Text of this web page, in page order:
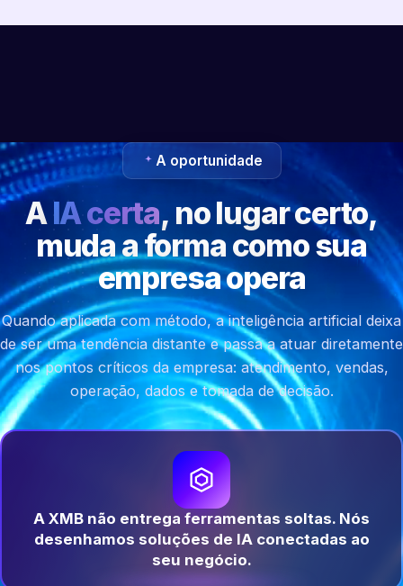
A oportunidade
AIA certa, no lugar certo,
muda a forma como sua
empresa opera
Quando aplicada com método, a inteligência artificial deixa
de ser uma tendência distante e passa a atuar diretamente
nos pontos críticos da empresa: atendimento, vendas,
operação, dados e tomada de decisão.
A XMB não entrega ferramentas soltas. Nós
desenhamos soluções de IA conectadas ao
seu negócio.